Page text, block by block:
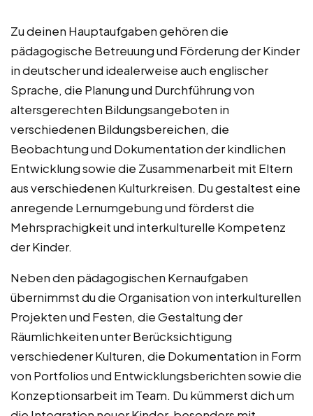
Zu deinen Hauptaufgaben gehören die
pädagogische Betreuung und Förderung der Kinder
in deutscher und idealerweise auch englischer
Sprache, die Planung und Durchführung von
altersgerechten Bildungsangeboten in
verschiedenen Bildungsbereichen, die
Beobachtung und Dokumentation der kindlichen
Entwicklung sowie die Zusammenarbeit mit Eltern
aus verschiedenen Kulturkreisen. Du gestaltest eine
anregende Lernumgebung und förderst die
Mehrsprachigkeit und interkulturelle Kompetenz
der Kinder.
Neben den pädagogischen Kernaufgaben
übernimmst du die Organisation von interkulturellen
Projekten und Festen, die Gestaltung der
Räumlichkeiten unter Berücksichtigung
verschiedener Kulturen, die Dokumentation in Form
von Portfolios und Entwicklungsberichten sowie die
Konzeptionsarbeit im Team. Du kümmerst dich um